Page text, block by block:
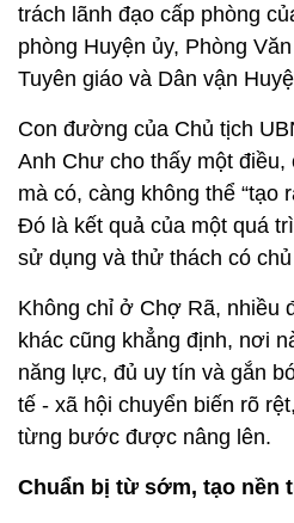
trách lãnh đạo cấp phòng
phòng Huyện ủy, Phòng
Tuyên giáo và Dân vận
Con đường của Chủ tịch
Anh Chư cho thấy một
mà có, càng không thể “tạo
Đó là kết quả của một quá
sử dụng và thử thách có
Không chỉ ở Chợ Rã, nhiều
khác cũng khẳng định, nơi
năng lực, đủ uy tín và gắn
tế - xã hội chuyển biến rõ
từng bước được nâng lên.
Chuẩn bị từ sớm, tạo nền